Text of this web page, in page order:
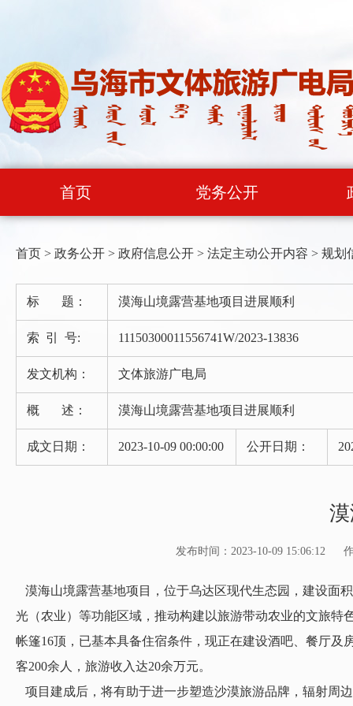
首页 党务公开
首页 > 政务公开 > 政府信息公开 > 法定主动公开内容 > 规划
标 题： 漠海山境露营基地项目进展顺利
索 引 号: 11150300011556741W/2023-13836
发文机构： 文体旅游广电局
概 述： 漠海山境露营基地项目进展顺利
成文日期： 2023-10-09 00:00:00 公开日期：
发布时间：2023-10-09 15:06:12
漠海山境露营基地项目，位于乌达区现代生态园，建设面
光（农业）等功能区域，推动构建以旅游带动农业的文旅特
帐篷16顶，已基本具备住宿条件，现正在建设酒吧、餐厅
客200余人，旅游收入达20余万元。
项目建成后，将有助于进一步塑造沙漠旅游品牌，辐射周